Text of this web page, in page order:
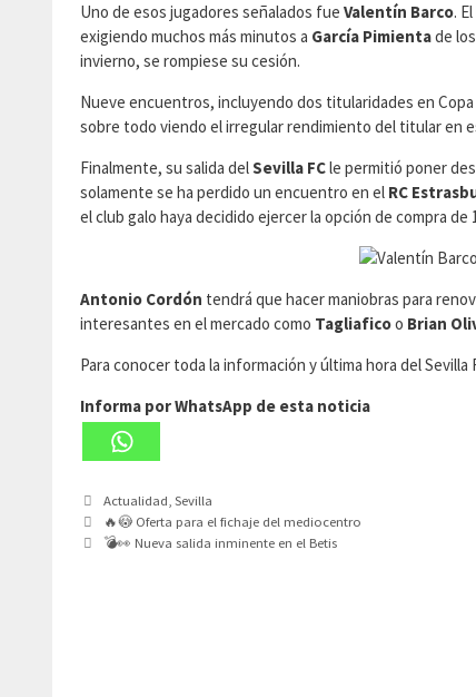
Uno de esos jugadores señalados fue Valentín Barco.
exigiendo muchos más minutos a García Pimientade
invierno, se rompiese su cesión.
Nueve encuentros, incluyendo dos titularidades en
sobre todo viendo el irregular rendimiento del titular en
Finalmente, su salida delSevilla FCle permitió poner
solamente se ha perdido un encuentro en el RC
el club galo haya decidido ejercer la opción de compra
Antonio Cordón tendrá que hacer maniobras para
interesantes en el mercado como Tagliaficoo Brian
Para conocer toda la información y última hora del
Informa por WhatsApp de esta noticia
Categorías
Actualidad Sevilla
🔥😳 Oferta para el fichaje del mediocentro
💣👀 Nueva salida inminente en el Betis